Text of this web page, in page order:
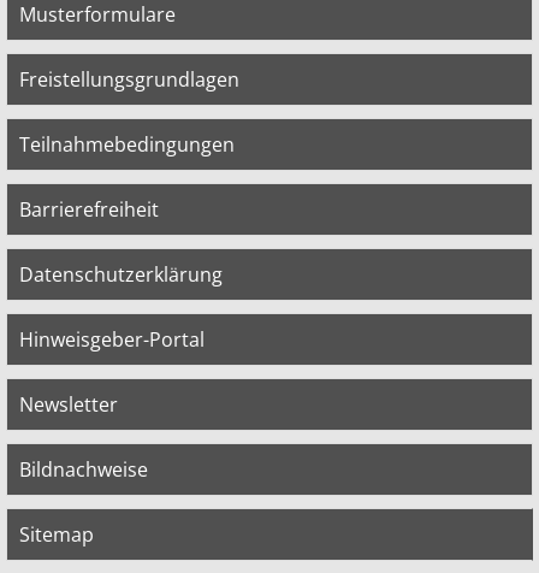
Musterformulare
Freistellungsgrundlagen
Teilnahmebedingungen
Barrierefreiheit
Datenschutzerklärung
Hinweisgeber-Portal
Newsletter
Bildnachweise
Sitemap